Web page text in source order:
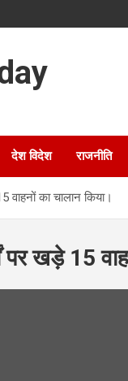
देश विदेश राजनीति
वाहनों का चालान किया।
पर खड़े 15